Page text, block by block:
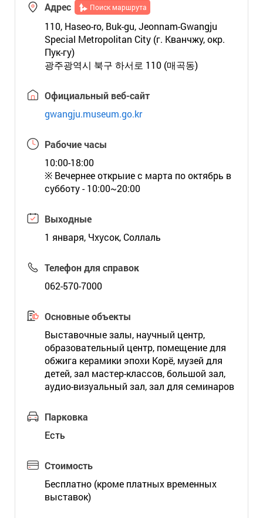
Адрес Поиск маршрута
110, Haseo-ro, Buk-gu, Jeonnam-Gwangju
Special Metropolitan City (г. Кванчжу, окр.
Пук-гу)
광주광역시 북구 하서로 110 (매곡동)
Официальный веб-сайт
gwangju.museum.go.kr
Рабочие часы
10:00-18:00
※ Вечернее открыие с марта по октябрь в
субботу - 10:00~20:00
Выходные
1 января, Чхусок, Соллаль
Телефон для справок
062-570-7000
Основные объекты
Выставочные залы, научный центр,
образовательный центр, помещение для
обжига керамики эпохи Корё, музей для
детей, зал мастер-классов, большой зал,
аудио-визуальный зал, зал для семинаров
Парковка
Есть
Стоимость
Бесплатно (кроме платных временных
выставок)